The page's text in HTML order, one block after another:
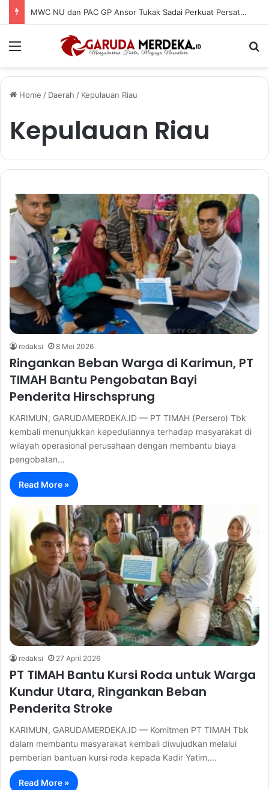
MWC NU dan PAC GP Ansor Tukak Sadai Perkuat Persatuan Lewat Istighosah dan Rijalul Ansor
Menu
Home / Daerah / Kepulauan Riau
Kepulauan Riau
redaksi 8 Mei 2026
Ringankan Beban Warga di Karimun, PT
TIMAH Bantu Pengobatan Bayi
Penderita Hirschsprung
KARIMUN, GARUDAMERDEKA.ID — PT TIMAH (Persero) Tbk
kembali menunjukkan kepeduliannya terhadap masyarakat di
wilayah operasional perusahaan dengan membantu biaya
pengobatan…
Read More »
redaksi 27 April 2026
PT TIMAH Bantu Kursi Roda untuk Warga
Kundur Utara, Ringankan Beban
Penderita Stroke
KARIMUN, GARUDAMERDEKA.ID — Komitmen PT TIMAH Tbk
dalam membantu masyarakat kembali diwujudkan melalui
pemberian bantuan kursi roda kepada Kadir Yatim,…
Read More »